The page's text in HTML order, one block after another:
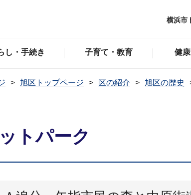
横浜市
し・手続き 子育て・教育 健
旭区トップページ 区の紹介 旭区の歴史
トパーク